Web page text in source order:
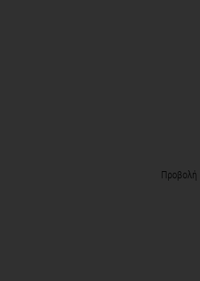
Προβολή